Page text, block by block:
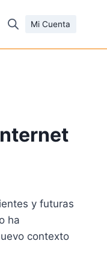
Mi Cuenta
y futuras
ha
contexto